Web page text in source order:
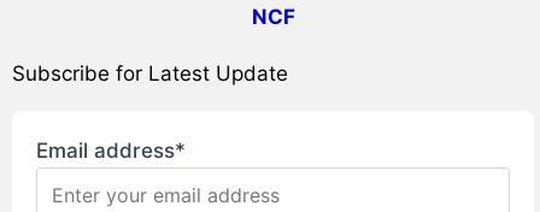
NCF
Subscribe for Latest Update
Email address*